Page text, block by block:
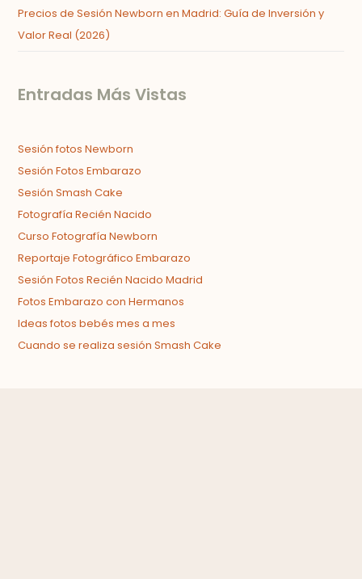
Precios de Sesión Newborn en Madrid: Guía de Inversión y
Valor Real (2026)
Entradas Más Vistas
Sesión fotos Newborn
Sesión Fotos Embarazo
Sesión Smash Cake
Fotografía Recién Nacido
Curso Fotografía Newborn
Reportaje Fotográfico Embarazo
Sesión Fotos Recién Nacido Madrid
Fotos Embarazo con Hermanos
Ideas fotos bebés mes a mes
Cuando se realiza sesión Smash Cake